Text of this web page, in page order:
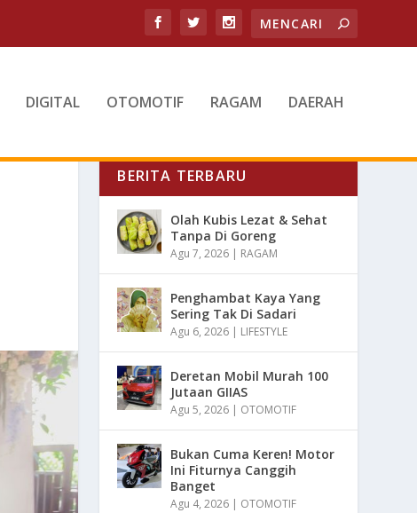
DIGITAL OTOMOTIF RAGAM DAERAH
BERITA TERBARU
Olah Kubis Lezat & Sehat
Tanpa Di Goreng
Agu 7, 2026 | RAGAM
Penghambat Kaya Yang
Sering Tak Di Sadari
Agu 6, 2026 | LIFESTYLE
Deretan Mobil Murah 100
Jutaan GIIAS
Agu 5, 2026 | OTOMOTIF
Bukan Cuma Keren! Motor
Ini Fiturnya Canggih
Banget
Agu 4, 2026 | OTOMOTIF